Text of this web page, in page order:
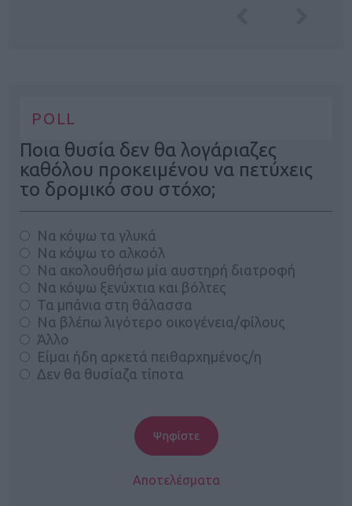
POLL
Ποια θυσία δεν θα λογάριαζες
καθόλου προκειμένου να πετύχεις
το δρομικό σου στόχο;
Να κόψω τα γλυκά
Να κόψω το αλκοόλ
Να ακολουθήσω μία αυστηρή διατροφή
Να κόψω ξενύχτια και βόλτες
Τα μπάνια στη θάλασσα
Να βλέπω λιγότερο οικογένεια/φίλους
Άλλο
Είμαι ήδη αρκετά πειθαρχημένος/η
Δεν θα θυσίαζα τίποτα
Αποτελέσματα